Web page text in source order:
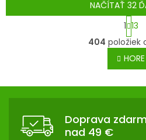
O
v
l
d
a
c
i
NAČÍTAŤ 32
S
t
r
á
n
o
v
a
n
1 13
404 položiek
HORE
Z
Doprava
nad 49 €